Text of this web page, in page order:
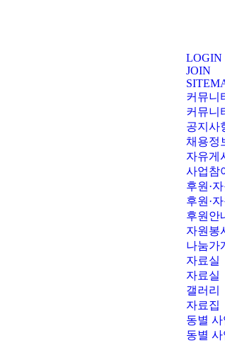
LOGIN
JOIN
커뮤니
커뮤니
공지사
채용정
자유게
사업참
후원·
후원·
후원안
자원봉
나눔가
자료실
자료실
갤러리
자료집
동별 사
동별 사